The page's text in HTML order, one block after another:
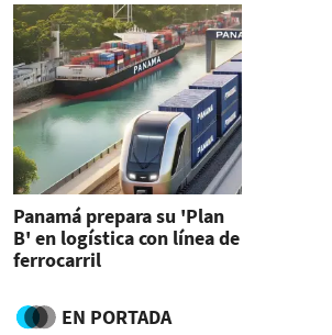
Panamá prepara su 'Plan
B' en logística con línea de
ferrocarril
EN PORTADA